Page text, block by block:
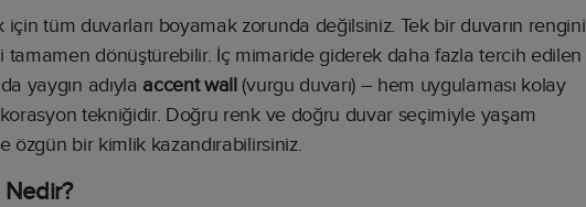
için tüm duvarları boyamak zorunda değilsiniz. Tek bir duvarın rengini
tamamen dönüştürebilir. İç mimaride giderek daha fazla tercih edilen
yaygın adıyla accent wall(vurgu duvarı) – hem uygulaması kolay
tekniğidir. Doğru renk ve doğru duvar seçimiyle yaşam
özgün bir kimlik kazandırabilirsiniz.
Nedir?